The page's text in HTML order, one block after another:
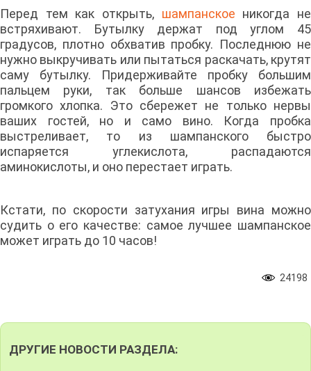
Перед тем как открыть, шампанское никогда не
встряхивают. Бутылку держат под углом 45
градусов, плотно обхватив пробку. Последнюю не
нужно выкручивать или пытаться раскачать, крутят
саму бутылку. Придерживайте пробку большим
пальцем руки, так больше шансов избежать
громкого хлопка. Это сбережет не только нервы
ваших гостей, но и само вино. Когда пробка
выстреливает, то из шампанского быстро
испаряется углекислота, распадаются
аминокислоты, и оно перестает играть.
Кстати, по скорости затухания игры вина можно
судить о его качестве: самое лучшее шампанское
может играть до 10 часов!
24198
ДРУГИЕ НОВОСТИ РАЗДЕЛА: